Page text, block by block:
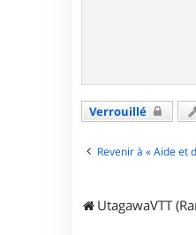
Verrouillé
Revenir à « Aide et
UtagawaVTT